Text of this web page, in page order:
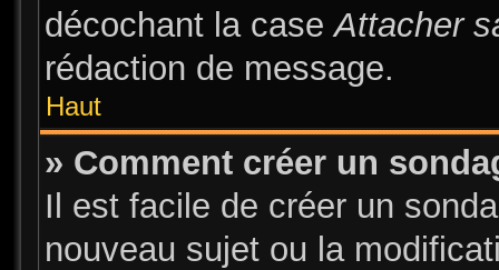
décochant la caseAttacher
rédaction de message.
Haut
» Comment créer un
Il est facile de créer un
nouveau sujet ou la